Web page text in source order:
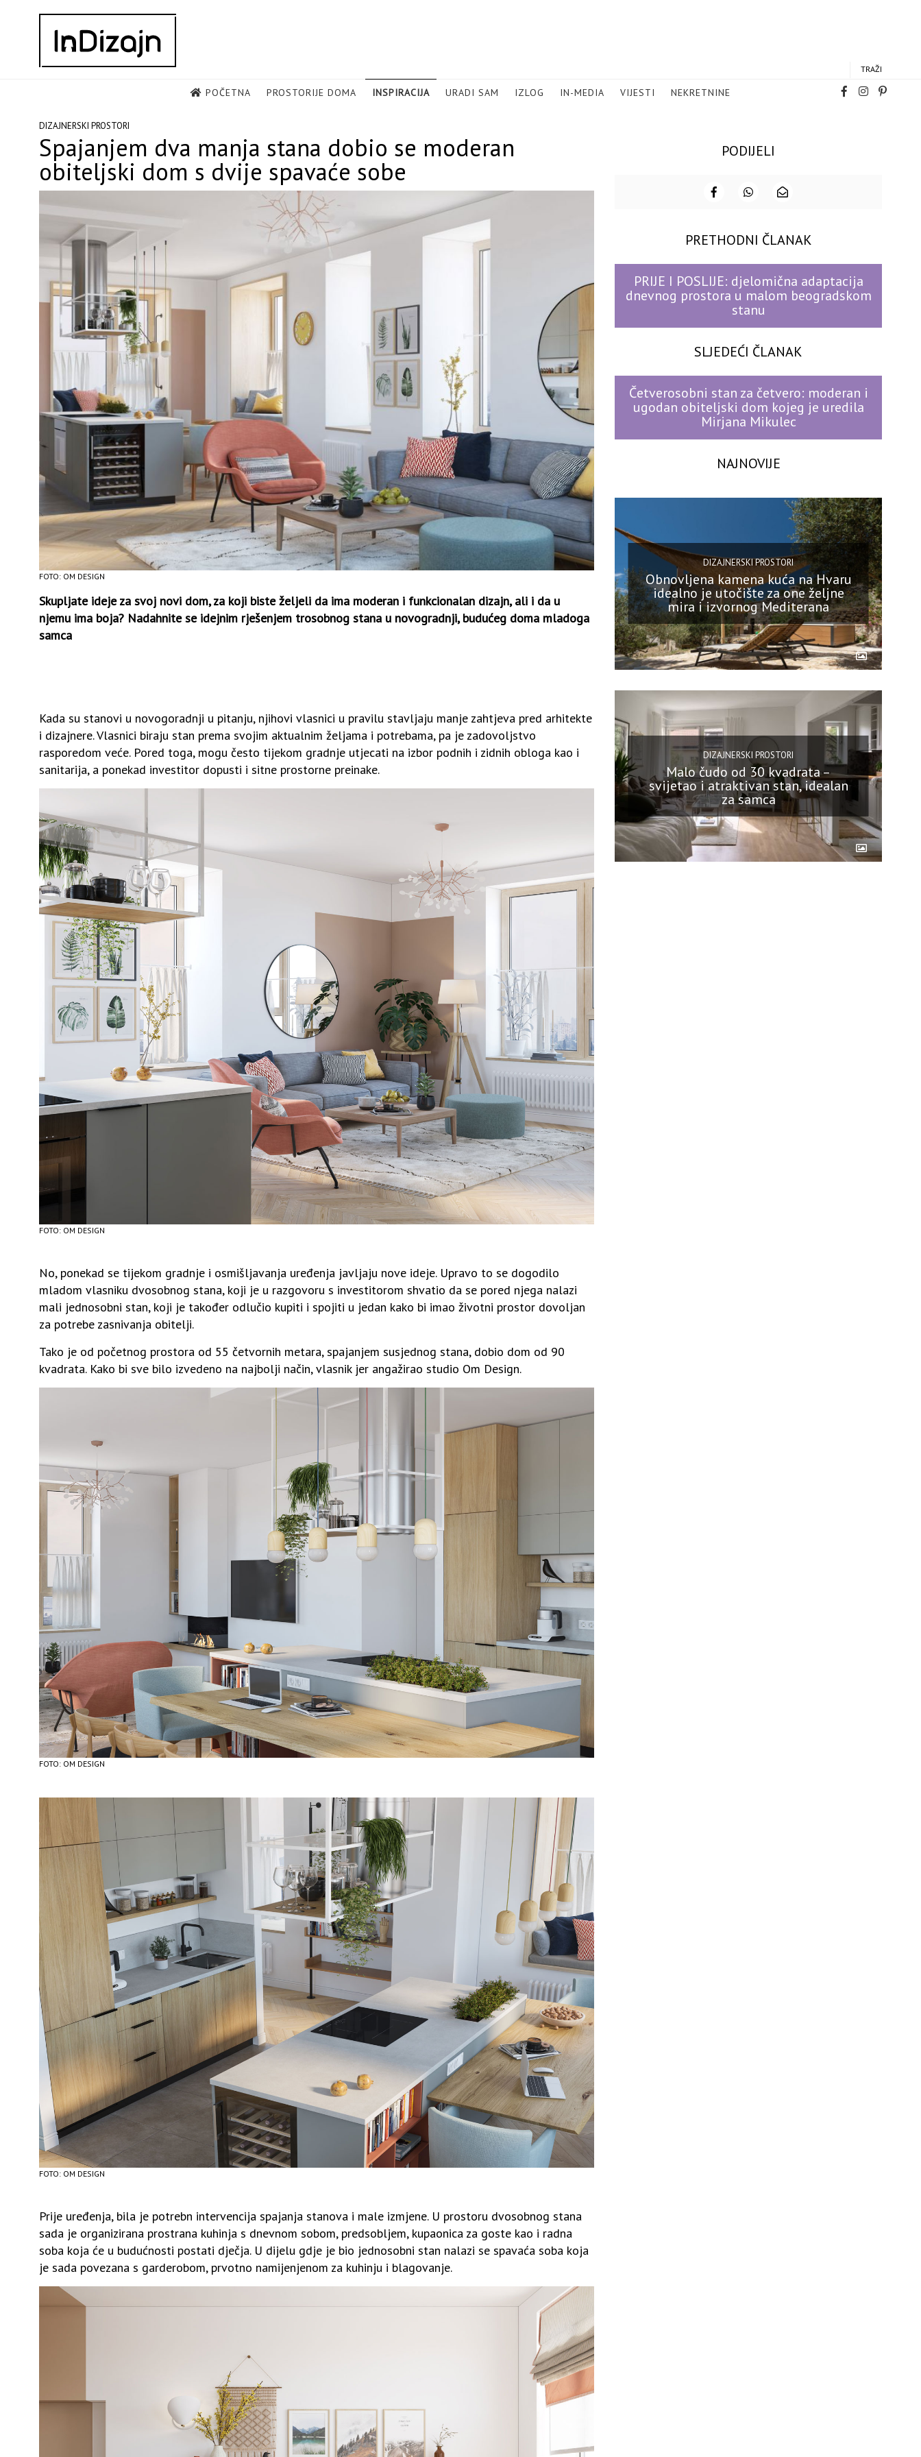
TRAŽI
POČETNA PROSTORIJE DOMA INSPIRACIJA URADI SAM IZLOG IN-MEDIA VIJESTI NEKRETNINE
DIZAJNERSKI PROSTORI
Spajanjem dva manja stana dobio se moderan
obiteljski dom s dvije spavaće sobe
FOTO: OM DESIGN
Skupljate ideje za svoj novi dom, za koji biste željeli da ima moderan i funkcionalan dizajn, ali i da u
njemu ima boja? Nadahnite se idejnim rješenjem trosobnog stana u novogradnji, budućeg doma mladoga
samca
Kada su stanovi u novogoradnji u pitanju, njihovi vlasnici u pravilu stavljaju manje zahtjeva pred arhitekte
i dizajnere. Vlasnici biraju stan prema svojim aktualnim željama i potrebama, pa je zadovoljstvo
rasporedom veće. Pored toga, mogu često tijekom gradnje utjecati na izbor podnih i zidnih obloga kao i
sanitarija, a ponekad investitor dopusti i sitne prostorne preinake.
FOTO: OM DESIGN
No, ponekad se tijekom gradnje i osmišljavanja uređenja javljaju nove ideje. Upravo to se dogodilo
mladom vlasniku dvosobnog stana, koji je u razgovoru s investitorom shvatio da se pored njega nalazi
mali jednosobni stan, koji je također odlučio kupiti i spojiti u jedan kako bi imao životni prostor dovoljan
za potrebe zasnivanja obitelji.
Tako je od početnog prostora od 55 četvornih metara, spajanjem susjednog stana, dobio dom od 90
kvadrata. Kako bi sve bilo izvedeno na najbolji način, vlasnik jer angažirao studio Om Design.
FOTO: OM DESIGN
FOTO: OM DESIGN
Prije uređenja, bila je potrebn intervencija spajanja stanova i male izmjene. U prostoru dvosobnog stana
sada je organizirana prostrana kuhinja s dnevnom sobom, predsobljem, kupaonica za goste kao i radna
soba koja će u budućnosti postati dječja. U dijelu gdje je bio jednosobni stan nalazi se spavaća soba koja
je sada povezana s garderobom, prvotno namijenjenom za kuhinju i blagovanje.
PODIJELI
PRETHODNI ČLANAK
PRIJE I POSLIJE: djelomična adaptacija
dnevnog prostora u malom beogradskom
stanu
SLJEDEĆI ČLANAK
Četverosobni stan za četvero: moderan i
ugodan obiteljski dom kojeg je uredila
Mirjana Mikulec
NAJNOVIJE
DIZAJNERSKI PROSTORI
Obnovljena kamena kuća na Hvaru
idealno je utočište za one željne
mira i izvornog Mediterana
DIZAJNERSKI PROSTORI
Malo čudo od 30 kvadrata –
svijetao i atraktivan stan, idealan
za samca